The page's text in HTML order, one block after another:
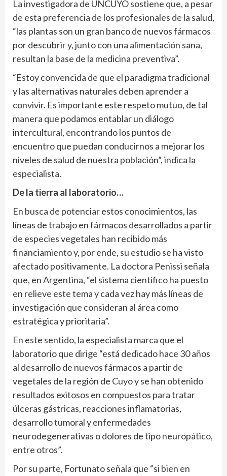
La investigadora de UNCUYO sostiene que, a pesar
de esta preferencia de los profesionales de la salud,
“las plantas son un gran banco de nuevos fármacos
por descubrir y, junto con una alimentación sana,
resultan la base de la medicina preventiva”.
“Estoy convencida de que el paradigma tradicional
y las alternativas naturales deben aprender a
convivir. Es importante este respeto mutuo, de tal
manera que podamos entablar un diálogo
intercultural, encontrando los puntos de
encuentro que puedan conducirnos a mejorar los
niveles de salud de nuestra población”, indica la
especialista.
De la tierra al laboratorio…
En busca de potenciar estos conocimientos, las
líneas de trabajo en fármacos desarrollados a partir
de especies vegetales han recibido más
financiamiento y, por ende, su estudio se ha visto
afectado positivamente. La doctora Penissi señala
que, en Argentina, “el sistema científico ha puesto
en relieve este tema y cada vez hay más líneas de
investigación que consideran al área como
estratégica y prioritaria”.
En este sentido, la especialista marca que el
laboratorio que dirige “está dedicado hace 30 años
al desarrollo de nuevos fármacos a partir de
vegetales de la región de Cuyo y se han obtenido
resultados exitosos en compuestos para tratar
úlceras gástricas, reacciones inflamatorias,
desarrollo tumoral y enfermedades
neurodegenerativas o dolores de tipo neuropático,
entre otros”.
Por su parte, Fortunato señala que “si bien en